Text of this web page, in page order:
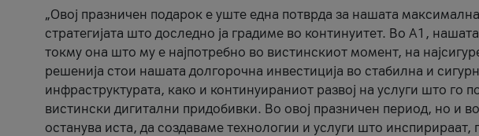
„Овој празничен подарок е уште една потврда за нашата
стратегијата што доследно ја градиме во континуитет. Во А1,
токму она што му е најпотребно во вистинскиот момент, на
решенија стои нашата долгорочна инвестиција во стабилна и
инфраструктурата, како и континуираниот развој на услуги што го
вистински дигитални придобивки. Во овој празничен период, но и
останува иста, да создаваме технологии и услуги што